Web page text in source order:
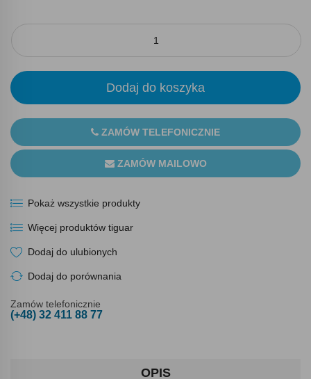
Dodaj do koszyka
ZAMÓW TELEFONICZNIE
ZAMÓW MAILOWO
Pokaż wszystkie produkty
Więcej produktów tiguar
Dodaj do ulubionych
Dodaj do porównania
Zamów telefonicznie
(+48) 32 411 88 77
OPIS